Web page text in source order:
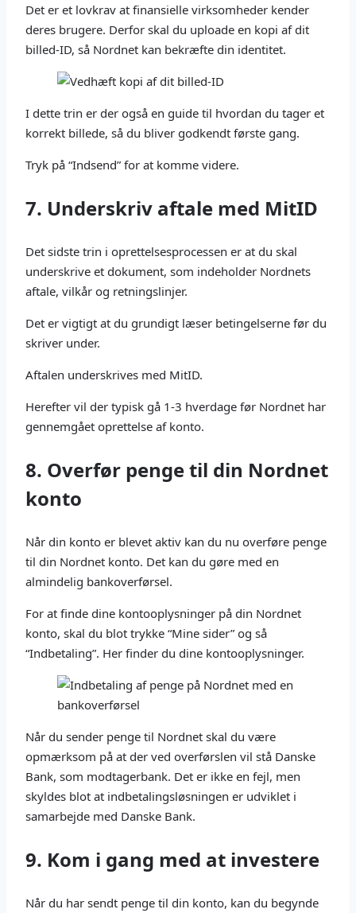
Det er et lovkrav at finansielle virksomheder kender
deres brugere. Derfor skal du uploade en kopi af dit
billed-ID, så Nordnet kan bekræfte din identitet.
I dette trin er der også en guide til hvordan du tager et
korrekt billede, så du bliver godkendt første gang.
Tryk på “Indsend” for at komme videre.
7. Underskriv aftale med MitID
Det sidste trin i oprettelsesprocessen er at du skal
underskrive et dokument, som indeholder Nordnets
aftale, vilkår og retningslinjer.
Det er vigtigt at du grundigt læser betingelserne før du
skriver under.
Aftalen underskrives med MitID.
Herefter vil der typisk gå 1-3 hverdage før Nordnet har
gennemgået oprettelse af konto.
8. Overfør penge til din Nordnet
konto
Når din konto er blevet aktiv kan du nu overføre penge
til din Nordnet konto. Det kan du gøre med en
almindelig bankoverførsel.
For at finde dine kontooplysninger på din Nordnet
konto, skal du blot trykke “Mine sider” og så
“Indbetaling”. Her finder du dine kontooplysninger.
Når du sender penge til Nordnet skal du være
opmærksom på at der ved overførslen vil stå Danske
Bank, som modtagerbank. Det er ikke en fejl, men
skyldes blot at indbetalingsløsningen er udviklet i
samarbejde med Danske Bank.
9. Kom i gang med at investere
Når du har sendt penge til din konto, kan du begynde